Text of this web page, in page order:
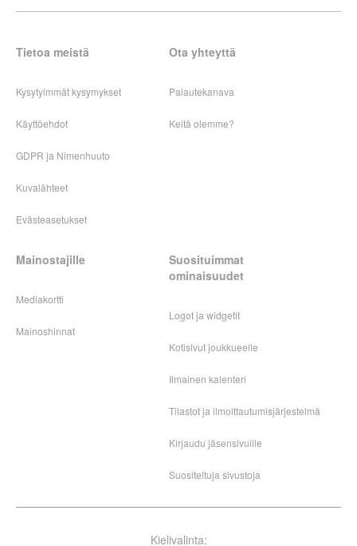
Tietoa meistä
Kysytyimmät kysymykset
Käyttöehdot
GDPR ja Nimenhuuto
Kuvalähteet
Evästeasetukset
Ota yhteyttä
Palautekanava
Keitä olemme?
Mainostajille
Mediakortti
Mainoshinnat
Suosituimmat
ominaisuudet
Logot ja widgetit
Kotisivut joukkueelle
Ilmainen kalenteri
Tilastot ja ilmoittautumisjärjestelmä
Kirjaudu jäsensivuille
Suositeltuja sivustoja
Kielivalinta: